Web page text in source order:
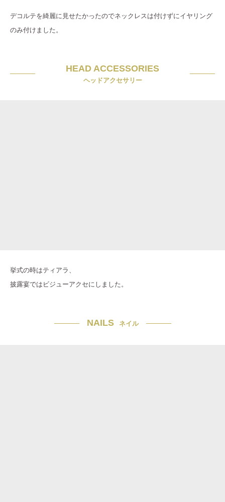
デコルテを綺麗に見せたかったのでネックレスは付けずにイヤリング
のみ付けました。
HEAD ACCESSORIES
ヘッドアクセサリー
挙式の時はティアラ、
披露宴ではビジューアクセにしました。
NAILS ネイル